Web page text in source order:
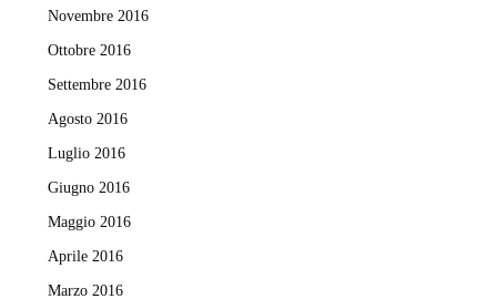
Novembre 2016
Ottobre 2016
Settembre 2016
Agosto 2016
Luglio 2016
Giugno 2016
Maggio 2016
Aprile 2016
Marzo 2016